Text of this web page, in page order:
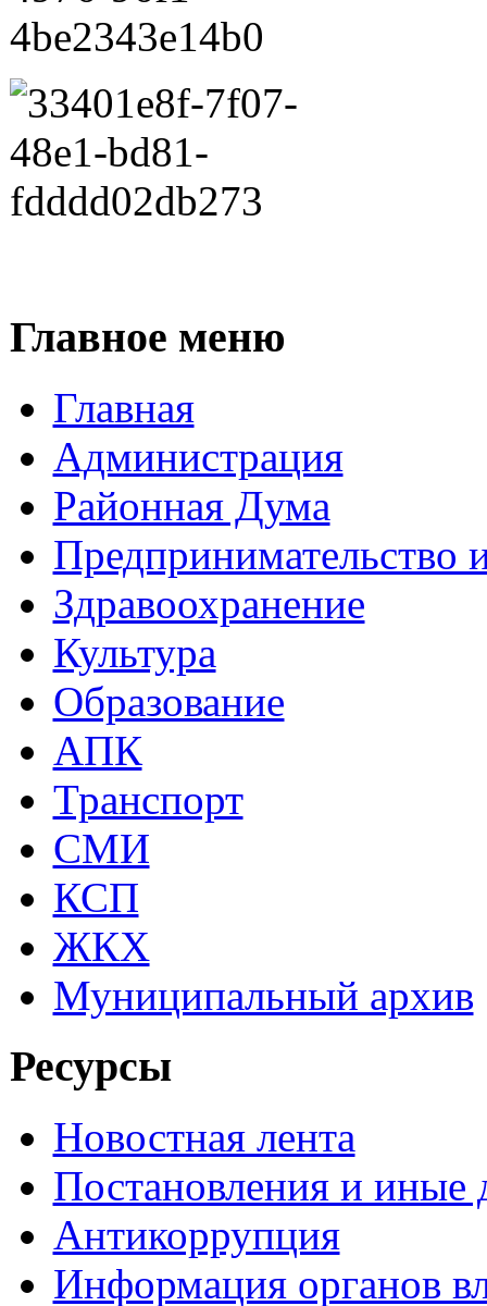
Главное меню
Главная
Администрация
Районная Дума
Предпринимательство
Здравоохранение
Культура
Образование
АПК
Транспорт
СМИ
КСП
ЖКХ
Муниципальный архив
Ресурсы
Новостная лента
Постановления и иные
Антикоррупция
Информация органов